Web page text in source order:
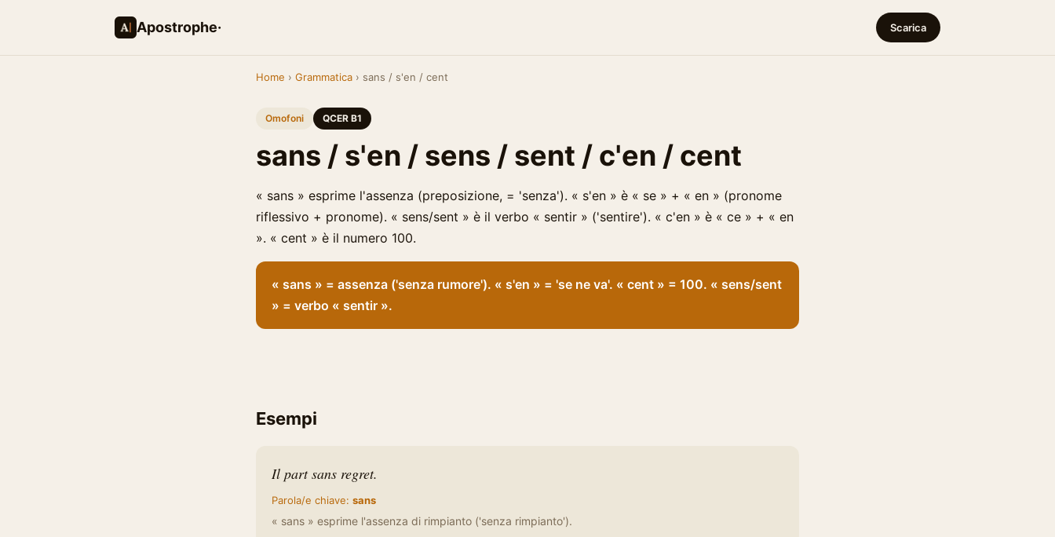
Apostrophe· Scarica
Home › Grammatica › sans / s'en / cent
Omofoni QCER B1
sans / s'en / sens / sent / c'en / cent
« sans » esprime l'assenza (preposizione, = 'senza'). « s'en » è « se » + « en » (pronome
riflessivo + pronome). « sens/sent » è il verbo « sentir » ('sentire'). « c'en » è « ce » + « en
». « cent » è il numero 100.
« sans » = assenza ('senza rumore'). « s'en » = 'se ne va'. « cent » = 100. « sens/sent
» = verbo « sentir ».
Esempi
Il part sans regret.
Parola/e chiave: sans
« sans » esprime l'assenza di rimpianto ('senza rimpianto').